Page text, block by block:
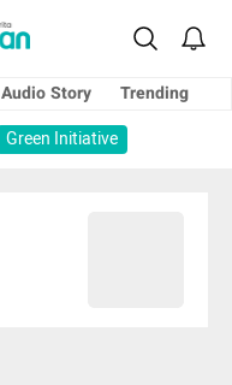
Audio Story
Trending
Green Initiative